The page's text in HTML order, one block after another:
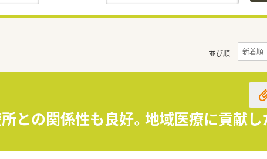
並び順
との関係性も良好。地域医療に貢献